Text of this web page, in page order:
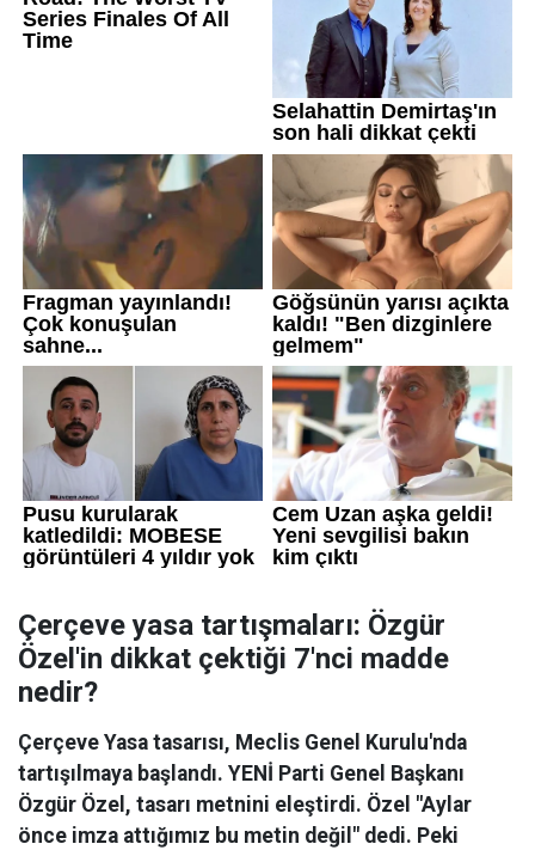
Çerçeve yasa tartışmaları: Özgür
Özel'in dikkat çektiği 7'nci madde
nedir?
Çerçeve Yasa tasarısı, Meclis Genel Kurulu'nda
tartışılmaya başlandı. YENİ Parti Genel Başkanı
Özgür Özel, tasarı metnini eleştirdi. Özel "Aylar
önce imza attığımız bu metin değil" dedi. Peki